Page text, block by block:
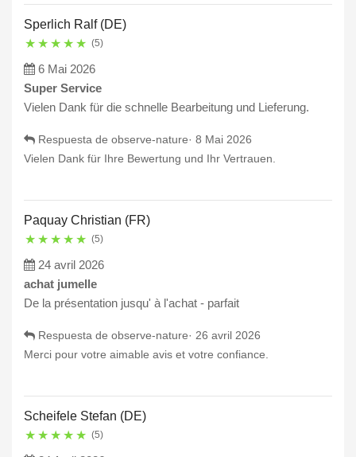
Sperlich Ralf (DE)
★ ★ ★ ★ ★ (5)
6 Mai 2026
Super Service
Vielen Dank für die schnelle Bearbeitung und Lieferung.
Respuesta de observe-nature· 8 Mai 2026
Vielen Dank für Ihre Bewertung und Ihr Vertrauen.
Paquay Christian (FR)
★ ★ ★ ★ ★ (5)
24 avril 2026
achat jumelle
De la présentation jusqu' à l'achat - parfait
Respuesta de observe-nature· 26 avril 2026
Merci pour votre aimable avis et votre confiance.
Scheifele Stefan (DE)
★ ★ ★ ★ ★ (5)